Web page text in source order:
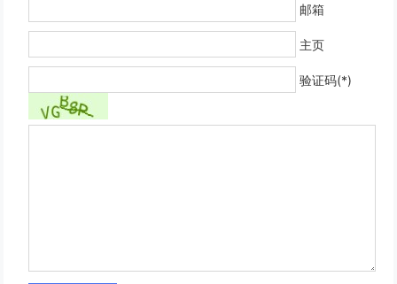
邮箱
主页
验证码(*)